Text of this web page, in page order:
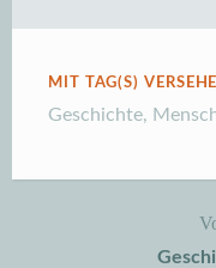
MIT TAG(S)
Geschichte,